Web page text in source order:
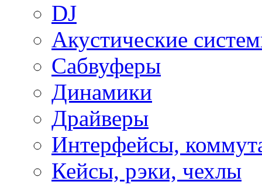
DJ
Акустические
Сабвуферы
Динамики
Драйверы
Интерфейсы,
Кейсы, рэки, чехлы